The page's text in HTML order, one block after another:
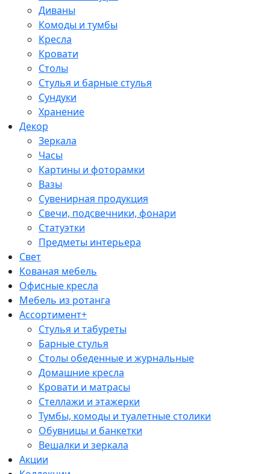
Диваны
Комоды и тумбы
Кресла
Кровати
Столы
Стулья и барные стулья
Сундуки
Хранение
Декор
Зеркала
Часы
Картины и фоторамки
Вазы
Сувенирная продукция
Свечи, подсвечники, фонари
Статуэтки
Предметы интерьера
Свет
Кованая мебель
Офисные кресла
Мебель из ротанга
Ассортимент+
Стулья и табуреты
Барные стулья
Столы обеденные и журнальные
Домашние кресла
Кровати и матрасы
Стеллажи и этажерки
Тумбы, комоды и туалетные столики
Обувницы и банкетки
Вешалки и зеркала
Акции